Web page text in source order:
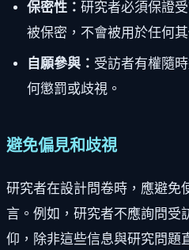
保密性： 研究者必須保證
被保密，不會被用於任何其
自願參與： 受訪者有權隨
何懲罰或歧視。
避免偏見和歧視
研究者在設計問卷時，應避免
言。例如，研究者不應詢問受
仰，除非這些信息與研究問題